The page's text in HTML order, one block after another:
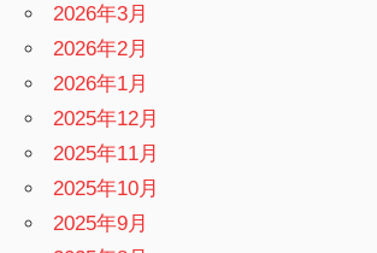
2026年3月
2026年2月
2026年1月
2025年12月
2025年11月
2025年10月
2025年9月